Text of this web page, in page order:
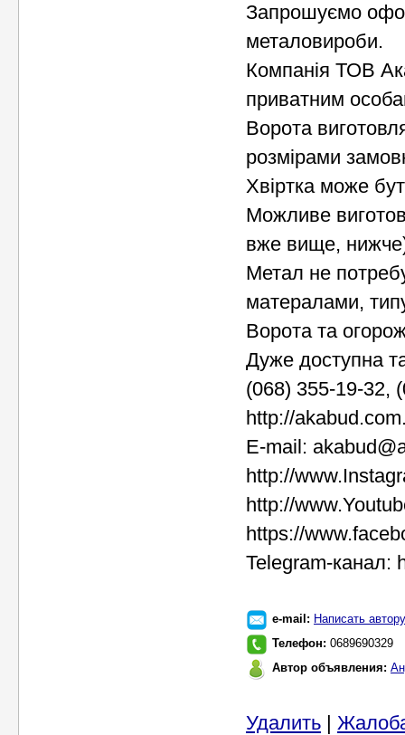
Запрошуємо
металовироби.
Компанія ТОВ
приватним
Ворота
розмірами
Хвіртка може
Можливе
вже вище, нижче)
Метал не
матералами,
Ворота та
Дуже доступна
(068) 355-19-32,
http://
E-mail:
http://
http://
https://
Telegram-канал:
e-mail: Написать автору
Телефон: 0689690329
Автор объявления:
Удалить |